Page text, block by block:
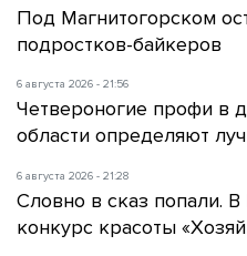
Под Магнитогорском
подростков-байкеров
6 августа 2026 - 21:56
Четвероногие профи в
области определяют
6 августа 2026 - 21:28
Словно в сказ попали. В
конкурс красоты